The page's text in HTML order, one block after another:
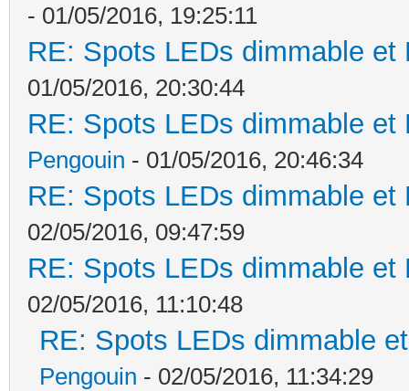
- 01/05/2016, 19:25:11
RE: Spots LEDs dimmable
01/05/2016, 20:30:44
RE: Spots LEDs dimmable
Pengouin - 01/05/2016, 20:46:34
RE: Spots LEDs dimmable
02/05/2016, 09:47:59
RE: Spots LEDs dimmable
02/05/2016, 11:10:48
RE: Spots LEDs dimmable
Pengouin - 02/05/2016, 11:34:29